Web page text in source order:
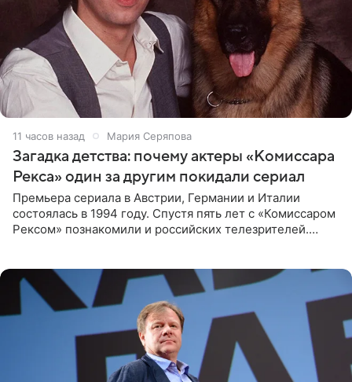
11 часов назад Мария Серяпова
Загадка детства: почему актеры «Комиссара
Рекса» один за другим покидали сериал
Премьера сериала в Австрии, Германии и Италии
состоялась в 1994 году. Спустя пять лет с «Комиссаром
Рексом» познакомили и российских телезрителей.